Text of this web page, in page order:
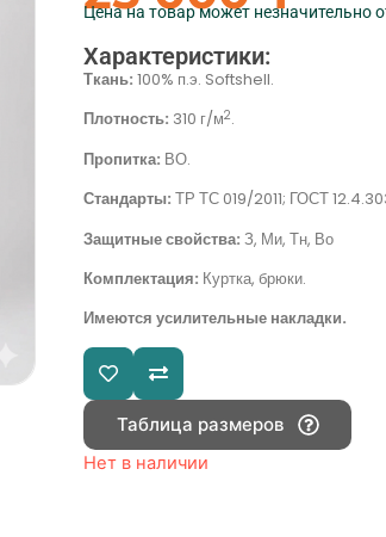
Цена на товар может незначительно
Характеристики:
Ткань:100% п.э. Softshell.
Плотность: 310 г/м2.
Пропитка: ВО.
Стандарты:ТР ТС 019/2011; ГОСТ
Защитные свойства:З, Ми, Тн, Во
Комплектация: Куртка, брюки.
Имеются усилительные накладки.
Таблица размеров
Нет в наличии